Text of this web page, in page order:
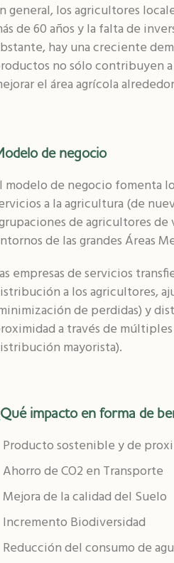
general, los agricultores
de 60 años y la falta de
hay una creciente
no sólo contribuyen
el área agrícola
de negocio
modelo de negocio fomenta
a la agricultura (de
de agricultores de
de las grandes Áreas
empresas de servicios
a los agricultores,
de perdidas) y
a través de
mayorista).
impacto en forma de
Producto sostenible y de
Ahorro de CO2 en Transporte
Mejora de la calidad del Suelo
Incremento Biodiversidad
Reducción del consumo de